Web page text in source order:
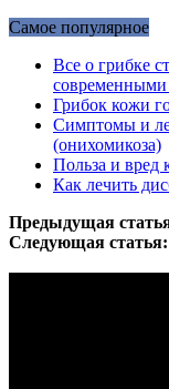
Самое популярное
Все о грибке
современными
Грибок кожи
Симптомы и
(онихомикоза)
Польза и вред
Как лечить
Предыдущая
Следующая статья: